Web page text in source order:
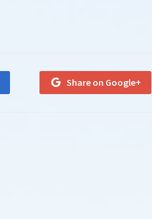
Share on Google+